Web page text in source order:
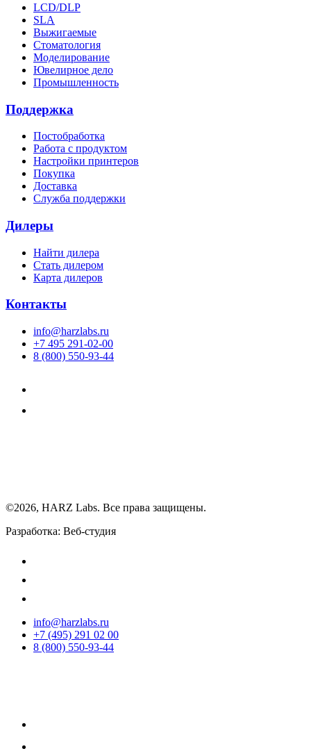
LCD/DLP
SLA
Выжигаемые
Стоматология
Моделирование
Ювелирное дело
Промышленность
Поддержка
Постобработка
Работа с продуктом
Настройки принтеров
Покупка
Доставка
Служба поддержки
Дилеры
Найти дилера
Cтать дилером
Карта дилеров
Контакты
info@harzlabs.ru
+7 495 291-02-00
8 (800) 550-93-44
©2026, HARZ Labs. Все права защищены.
Разработка: Веб-студия
info@harzlabs.ru
+7 (495) 291 02 00
8 (800) 550-93-44